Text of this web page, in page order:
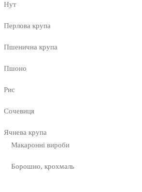
Нут
Перлова крупа
Пшенична крупа
Пшоно
Рис
Сочевиця
Ячнева крупа
Макаронні вироби
Борошно, крохмаль